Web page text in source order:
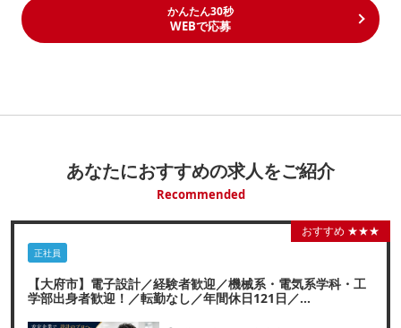
かんたん30秒
WEBで応募
あなたにおすすめの求人をご紹介
Recommended
おすすめ ★★★
正社員
【大府市】電子設計／経験者歓迎／機械系・電気系学科・工
学部出身者歓迎！／転勤なし／年間休日121日／...